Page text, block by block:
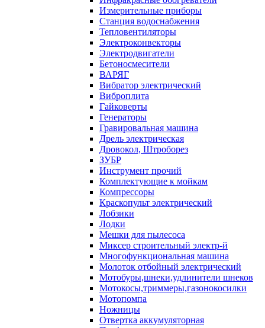
Измерительные приборы
Станция водоснабжения
Тепловентиляторы
Электроконвекторы
Электродвигатели
Бетоносмесители
ВАРЯГ
Вибратор электрический
Виброплита
Гайковерты
Генераторы
Гравировальная машина
Дрель электрическая
Дровокол, Штроборез
ЗУБР
Инструмент прочий
Комплектующие к мойкам
Компрессоры
Краскопульт электрический
Лобзики
Лодки
Мешки для пылесоса
Миксер строительный электр-й
Многофункциональная машина
Молоток отбойный электрический
Мотобуры,шнеки,удлинители шнеков
Мотокосы,триммеры,газонокосилки
Мотопомпа
Ножницы
Отвертка аккумуляторная